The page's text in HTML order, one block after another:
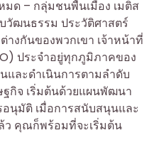
ด – กลุ่มชนพื้นเมือง เมติส
วัฒนธรรม ประวัติศาสตร์
งกันของพวกเขา เจ้าหน้าที่
ประจำอยู่ทุกภูมิภาคของ
และดำเนินการตามลำดับ
กิจ เริ่มต้นด้วยแผนพัฒนา
นุมัติ เมื่อการสนับสนุนและ
คุณก็พร้อมที่จะเริ่มต้น